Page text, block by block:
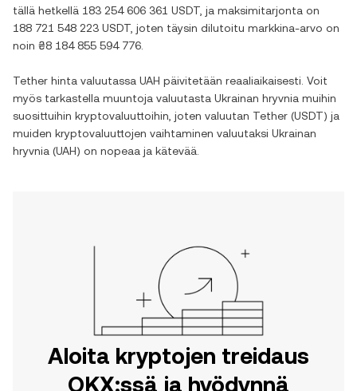
tällä hetkellä 183 254 606 361 USDT , ja maksimitarjonta on
188 721 548 223 USDT , joten täysin dilutoitu markkina-arvo on
noin ₴8 184 855 594 776
Tether hinta valuutassa UAH päivitetään reaaliaikaisesti. Voit
myös tarkastella muuntoja valuutasta Ukrainan hryvnia muihin
suosittuihin kryptovaluuttoihin, joten valuutan Tether (USDT) ja
muiden kryptovaluuttojen vaihtaminen valuutaksi Ukrainan
hryvnia (UAH) on nopeaa ja kätevää.
Aloita kryptojen treidaus
OKX:ssä ja hyödynnä